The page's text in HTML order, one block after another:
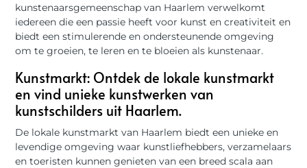
kunstenaarsgemeenschap van Haarlem verwelkomt
iedereen die een passie heeft voor kunst en creativiteit en
biedt een stimulerende en ondersteunende omgeving
om te groeien, te leren en te bloeien als kunstenaar.
Kunstmarkt: Ontdek de lokale kunstmarkt
en vind unieke kunstwerken van
kunstschilders uit Haarlem.
De lokale kunstmarkt van Haarlem biedt een unieke en
levendige omgeving waar kunstliefhebbers, verzamelaars
en toeristen kunnen genieten van een breed scala aan